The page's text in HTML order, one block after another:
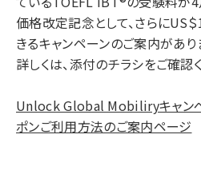
価格改定記念として、さらにUS
きるキャンペーンのご案内があり
詳しくは、添付のチラシをご確認
Unlock Global Mobiliryキャン
ポンご利用方法のご案内ページ